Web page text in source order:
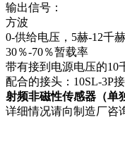
输出信号：
方波
0-供给电压，5赫-12千赫
30％-70％暂载率
带有接到电源电压的10
配合的接头：10SL-3P
射频非磁性传感器（单
详细情况请向制造厂咨